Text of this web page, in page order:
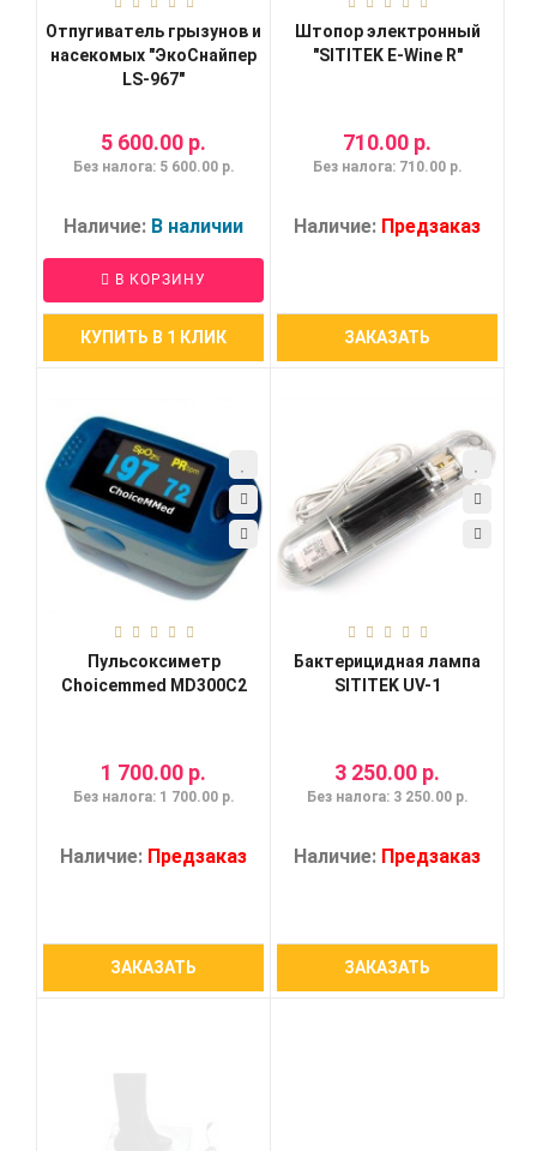
Отпугиватель грызунов и
насекомых "ЭкоСнайпер
LS-967"
5 600.00 р.
Без налога: 5 600.00 р.
Наличие: В наличии
В КОРЗИНУ
КУПИТЬ В 1 КЛИК
Штопор электронный
"SITITEK E-Wine R"
710.00 р.
Без налога: 710.00 р.
Наличие: Предзаказ
ЗАКАЗАТЬ
Пульсоксиметр
Choicemmed MD300C2
1 700.00 р.
Без налога: 1 700.00 р.
Наличие: Предзаказ
ЗАКАЗАТЬ
Бактерицидная лампа
SITITEK UV-1
3 250.00 р.
Без налога: 3 250.00 р.
Наличие: Предзаказ
ЗАКАЗАТЬ